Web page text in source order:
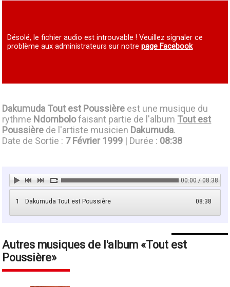
Désolé, le fichier audio est introuvable ! Veuillez signaler ce
problème aux administrateurs sur notrepage Facebook
Dakumuda Tout est Poussière est une musique du
rythme Ndombolofaisant partie de l'album Tout est
Poussière de l'artiste musicien Dakumuda.
Date de Sortie : 7 Février 1999 | Durée : 08:38
00:00 / 08:38
1 08:38
Dakumuda Tout est Poussière
Autres musiques de l'album
Tout est
Poussière